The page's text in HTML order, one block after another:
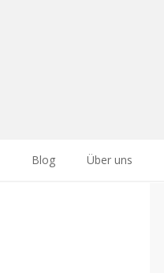
Blog Über uns